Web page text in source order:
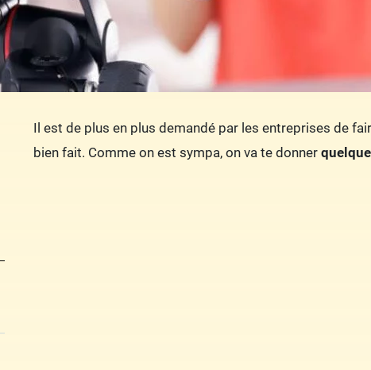
Il est de plus en plus demandé par les entreprises de
bien fait. Comme on est sympa, on va te donner